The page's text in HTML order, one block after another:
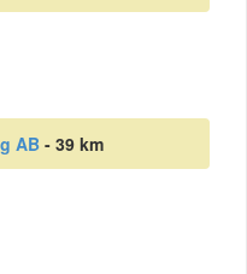
AB - 39 km